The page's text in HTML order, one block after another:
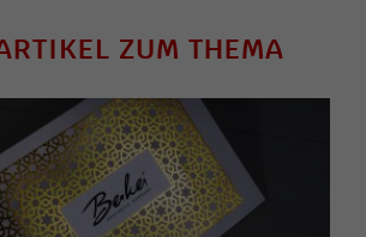
ZUM THEMA